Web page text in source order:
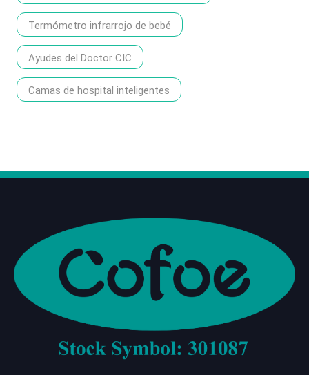
Termómetro infrarrojo de bebé
Ayudes del Doctor CIC
Camas de hospital inteligentes